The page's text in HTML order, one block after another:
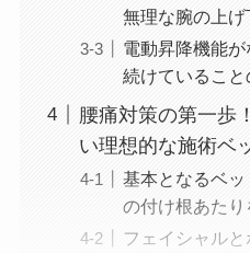
無理な腕の上
電動昇降機能
続けていること
腰痛対策の第一歩
い理想的な施術ベ
基本となるベ
の付け根あたり
フェイシャル